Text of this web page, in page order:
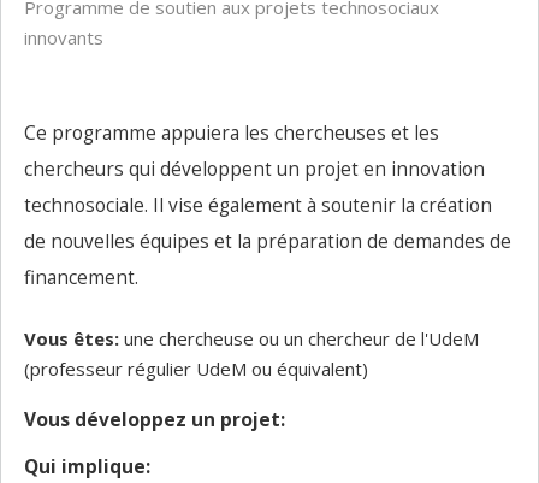
Programme de soutien aux projets technosociaux
innovants
Ce programme appuiera les chercheuses et les
chercheurs qui développent un projet en innovation
technosociale. Il vise également à soutenir la création
de nouvelles équipes et la préparation de demandes de
financement.
Vous êtes: une chercheuse ou un chercheur de l'UdeM
(professeur régulier UdeM ou équivalent)
Vous développez un projet:
Qui implique: